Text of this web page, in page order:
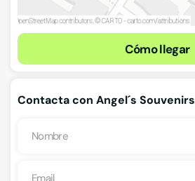
Cómo llegar
Contacta con Angel´s Souvenirs